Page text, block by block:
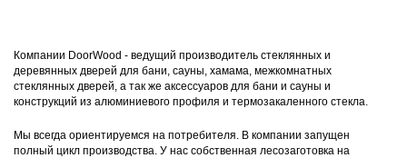
Компании DoorWood - ведущий производитель стеклянных и
деревянных дверей для бани, сауны, хамама, межкомнатных
стеклянных дверей, а так же аксессуаров для бани и сауны и
конструкций из алюминиевого профиля и термозакаленного стекла.
Мы всегда ориентируемся на потребителя. В компании запущен
полный цикл производства. У нас собственная лесозаготовка на